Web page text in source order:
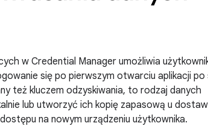
w Credential Manager umożliwia
się po pierwszym otwarciu aplikacji po
też kluczem odzyskiwania, to rodzaj danych
lub utworzyć ich kopię zapasową u
na nowym urządzeniu użytkownika.